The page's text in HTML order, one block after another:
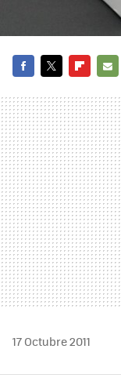
MAIL
17 Octubre 2011